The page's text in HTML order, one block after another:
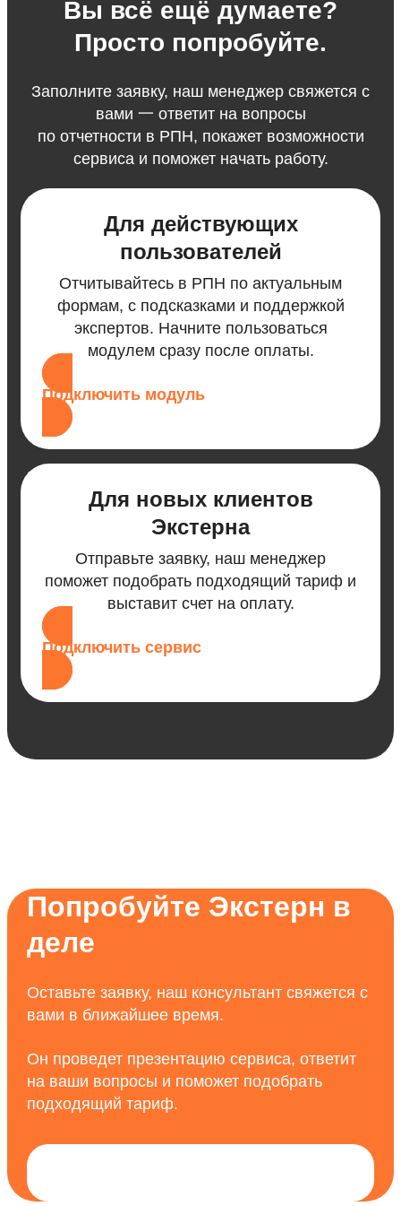
Вы всё ещё думаете?
Просто попробуйте.
Заполните заявку, наш менеджер свяжется с
вами 一 ответит на вопросы
по отчетности в РПН, покажет возможности
сервиса и поможет начать работу.
Для действующих
пользователей
Отчитывайтесь в РПН по актуальным
формам, с подсказками и поддержкой
экспертов. Начните пользоваться
модулем сразу после оплаты.
Подключить модуль
Для новых клиентов
Экстерна
Отправьте заявку, наш менеджер
поможет подобрать подходящий тариф и
выставит счет на оплату.
Подключить сервис
Попробуйте Экстерн в
деле
Оставьте заявку, наш консультант свяжется с
вами в ближайшее время.
Он проведет презентацию сервиса, ответит
на ваши вопросы и поможет подобрать
подходящий тариф.